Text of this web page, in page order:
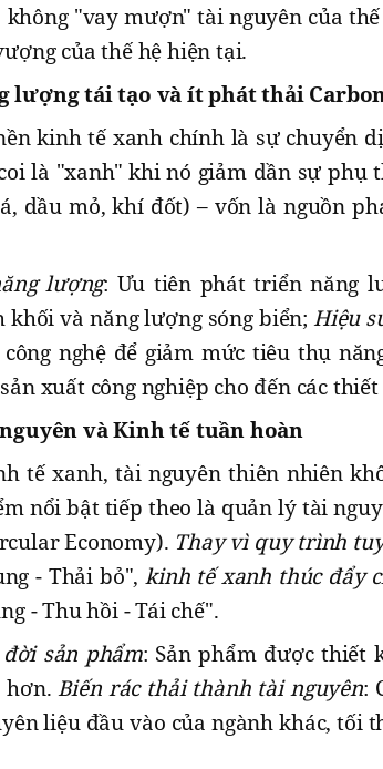
không "vay mượn" tài nguyên của
của thế hệ hiện tại.
lượng tái tạo và ít phát thải
kinh tế xanh chính là sự chuyển
là "xanh" khi nó giảm dần sự phụ
dầu mỏ, khí đốt) – vốn là nguồn
lượng: Ưu tiên phát triển năng
khối và năng lượng sóng biển;Hiệu
công nghệ để giảm mức tiêu thụ
xuất công nghiệp cho đến các
và Kinh tế tuần hoàn
tế xanh, tài nguyên thiên nhiên
nổi bật tiếp theo là quản lý tài
Economy). Thay vì quy trình
- Thải bỏ",kinh tế xanh thúc đẩy
- Thu hồi - Tái chế".
sản phẩm: Sản phẩm được thiết
hơn.Biến rác thải thành tài nguyên:
liệu đầu vào của ngành khác, tối